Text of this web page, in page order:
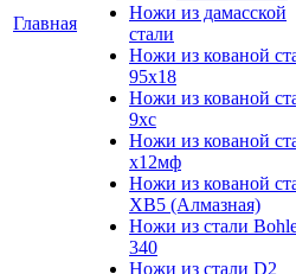
Главная
Ножи из дамасской
стали
Ножи из кованой
95х18
Ножи из кованой
9хс
Ножи из кованой
х12мф
Ножи из кованой
ХВ5 (Алмазная)
Ножи из стали
340
Ножи из стали D2